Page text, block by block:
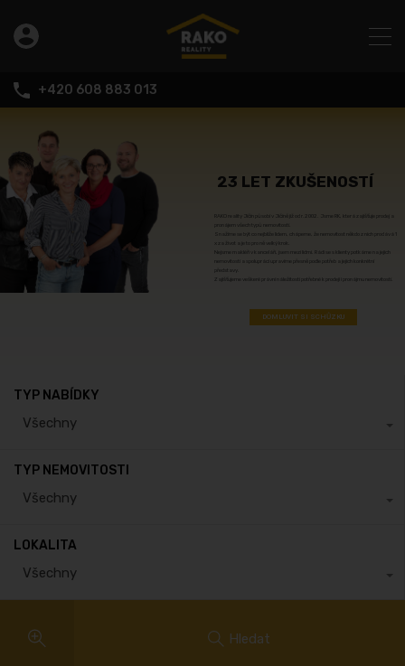
+420 608 883 013
23 LET ZKUŠENOSTÍ
RAKO reality Jičín působí v Jičíně již od r.2002. Jsme RK, která zajišťuje prodej a
pronájem všech typů nemovitostí.
Snažíme se být co nejblíže lidem, chápeme, že nemovitost někdo z nich prodává 1
x za život a je to pro ně velký krok.
Nejsme makléři v kanceláři, jsem mezi lidmi. Rádi se s klienty potkáme na jejich
nemovitosti a spolupráci upravíme přesně podle potřeb a jejich konkrétní
představy.
Zajišťujeme veškeré právní náležitosti potřebné k prodeji i pronájmu nemovitostí.
DOMLUVIT SI SCHŮZKU
TYP NABÍDKY
Všechny
TYP NEMOVITOSTI
Všechny
LOKALITA
Všechny
Hledat